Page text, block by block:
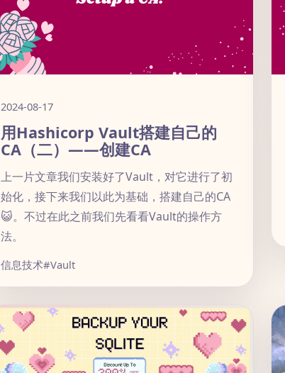
2024-08-17
用Hashicorp Vault搭建自己的
CA（二）——创建CA
上一片文章我们安装好了Vault，对它进行了初
始化，接下来我们以此为基础，搭建自己的CA
😺。不过在此之前我们先看看Vault的操作方
法。
信息技术#Vault